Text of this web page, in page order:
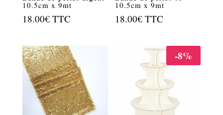
10.5cm x 9mt
18.00€ TTC
10.5cm x 9mt
18.00€ TTC
-8%